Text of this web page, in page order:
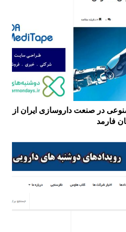
در صنعت داروسازی ایران از
فارمد